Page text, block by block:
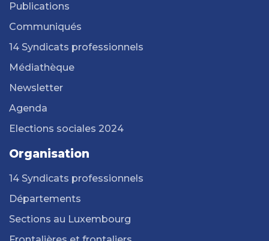
Publications
Communiqués
14 Syndicats professionnels
Médiathèque
Newsletter
Agenda
Elections sociales 2024
Organisation
14 Syndicats professionnels
Départements
Sections au Luxembourg